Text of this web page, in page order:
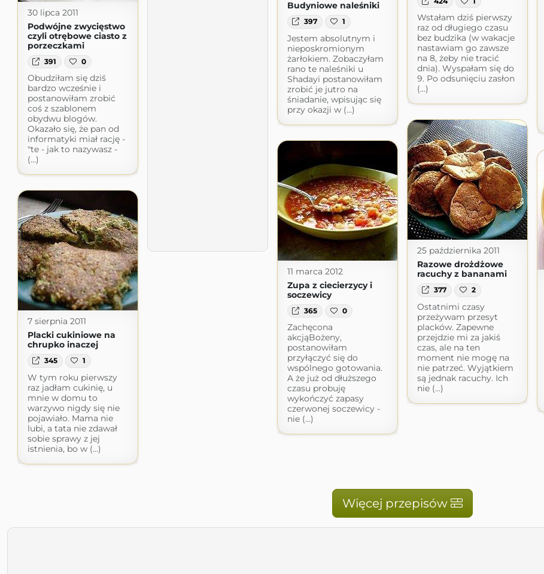
Wstałam dziś pierwszy
raz od długiego czasu
bez budzika (w wakacje
nastawiam go zawsze
na 8, żeby nie tracić
dnia). Wyspałam się do
9. Po odsunięciu zasłon
(...)
Budyniowe naleśniki
397 1
Jestem absolutnym i
nieposkromionym
żarłokiem. Zobaczyłam
rano te naleśniki u
Shadayi postanowiłam
zrobić je jutro na
śniadanie, wpisując się
przy okazji w (...)
30 lipca 2011
Podwójne zwycięstwo
czyli otrębowe ciasto z
porzeczkami
391 0
Obudziłam się dziś
bardzo wcześnie i
postanowiłam zrobić
coś z szablonem
obydwu blogów.
Okazało się, że pan od
informatyki miał rację -
"te - jak to nazywasz -
(...)
25 października 2011
Razowe drożdżowe
racuchy z bananami
377 2
Ostatnimi czasy
przeżywam przesyt
placków. Zapewne
przejdzie mi za jakiś
czas, ale na ten
moment nie mogę na
nie patrzeć. Wyjątkiem
są jednak racuchy. Ich
nie (...)
11 marca 2012
Zupa z ciecierzycy i
soczewicy
365 0
Zachęcona
akcjąBożeny,
postanowiłam
przyłączyć się do
wspólnego gotowania.
A że już od dłuższego
czasu probuję
wykończyć zapasy
czerwonej soczewicy -
nie (...)
7 sierpnia 2011
Placki cukiniowe na
chrupko inaczej
345 1
W tym roku pierwszy
raz jadłam cukinię, u
mnie w domu to
warzywo nigdy się nie
pojawiało. Mama nie
lubi, a tata nie zdawał
sobie sprawy z jej
istnienia, bo w (...)
Więcej przepisów